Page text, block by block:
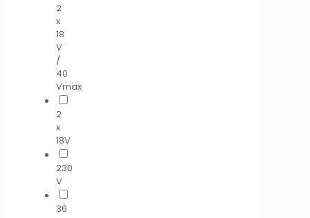
2
x
18
V
/
40
Vmax
2
x
18V
230
V
36